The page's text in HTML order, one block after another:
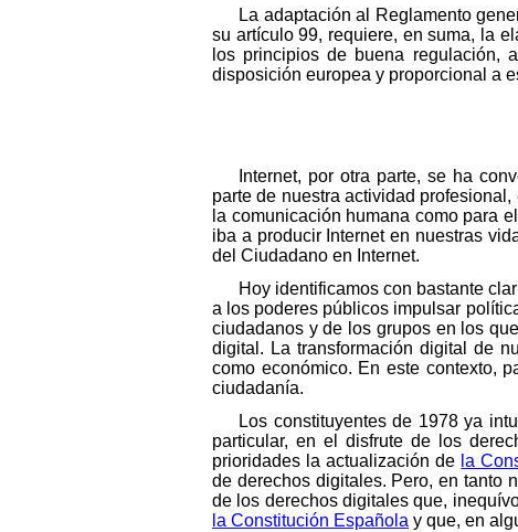
La adaptación al Reglamento
su artículo 99, requiere, en suma, la
los principios de buena regulación,
disposición europea y proporcional a
Internet, por otra parte, se ha
parte de nuestra actividad
la comunicación humana como para
iba a producir Internet en nuestras
del Ciudadano en Internet.
Hoy identificamos con bastante
a los poderes públicos impulsar
ciudadanos y de los grupos en los
digital. La transformación digital de
como económico. En este contexto,
ciudadanía.
Los constituyentes de 1978 ya
particular, en el disfrute de los
prioridades la actualización de la
de derechos digitales. Pero, en tanto
de los derechos digitales que,
la Constitución Española y que, en